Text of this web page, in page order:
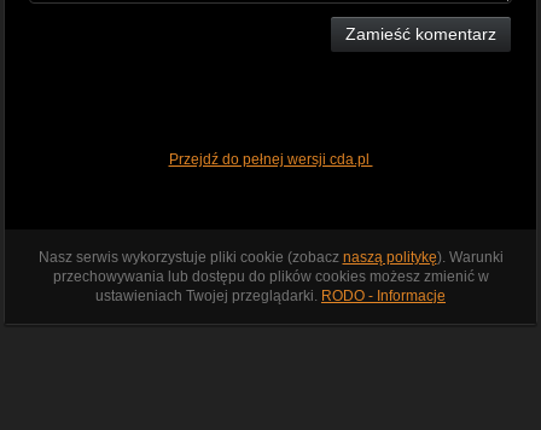
Zamieść komentarz
Przejdź do pełnej wersji cda.pl
Nasz serwis wykorzystuje pliki cookie (zobacz naszą politykę). Warunki
przechowywania lub dostępu do plików cookies możesz zmienić w
ustawieniach Twojej przeglądarki. RODO - Informacje